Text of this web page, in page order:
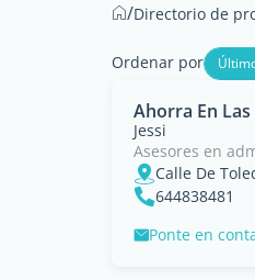
/Directorio de
Ordenar por
Ahorra En
Jessi
Asesores en
Calle De
644838481
Ponte en